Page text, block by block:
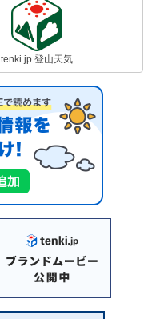
tenki.jp 登山天気